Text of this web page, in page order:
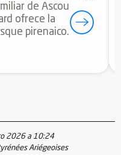
de Ascou
ofrece la
pirenaico.
2026 a 10:24
Ariégeoises